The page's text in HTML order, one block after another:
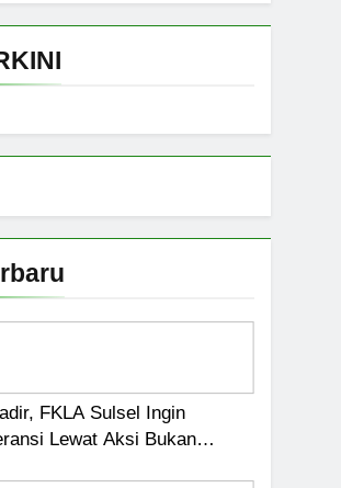
Pintas Menuju
FKLA Sulsel Ingin
Lewat Aksi Bukan